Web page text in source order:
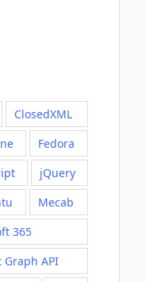
ClosedXML
Fedora
jQuery
Mecab
365
Graph API